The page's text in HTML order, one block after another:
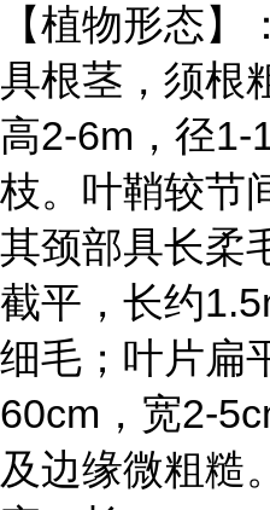
【植物形态】
具根茎，须根
高2-6m，径1-
枝。叶鞘较节
其颈部具长柔
截平，长约
细毛；叶片扁
60cm，宽2-
及边缘微粗糙